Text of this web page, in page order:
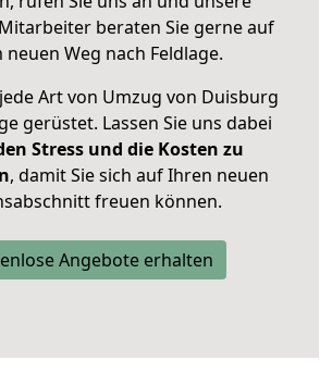
beraten Sie gerne auf
Weg nach Feldlage.
Art von Umzug von Duisburg
gerüstet. Lassen Sie uns dabei
Stress und die Kosten zu
, damit Sie sich auf Ihren neuen
freuen können.
Angebote erhalten